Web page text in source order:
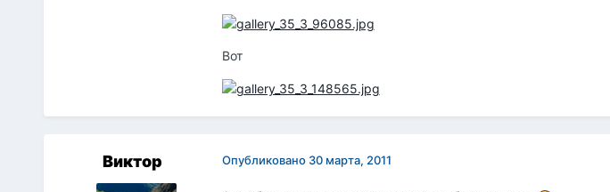
Вот
Виктор Опубликовано 30 марта, 2011